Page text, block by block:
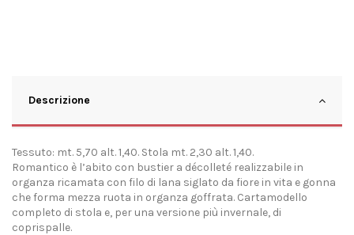
Descrizione
Tessuto: mt. 5,70 alt. 1,40. Stola mt. 2,30 alt. 1,40.
Romantico è l’abito con bustier a décolleté realizzabile in
organza ricamata con filo di lana siglato da fiore in vita e gonna
che forma mezza ruota in organza goffrata. Cartamodello
completo di stola e, per una versione più invernale, di
coprispalle.